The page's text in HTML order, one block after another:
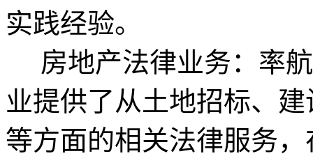
实践经验。
房地产法律业务：率
业提供了从土地招标、
等方面的相关法律服务